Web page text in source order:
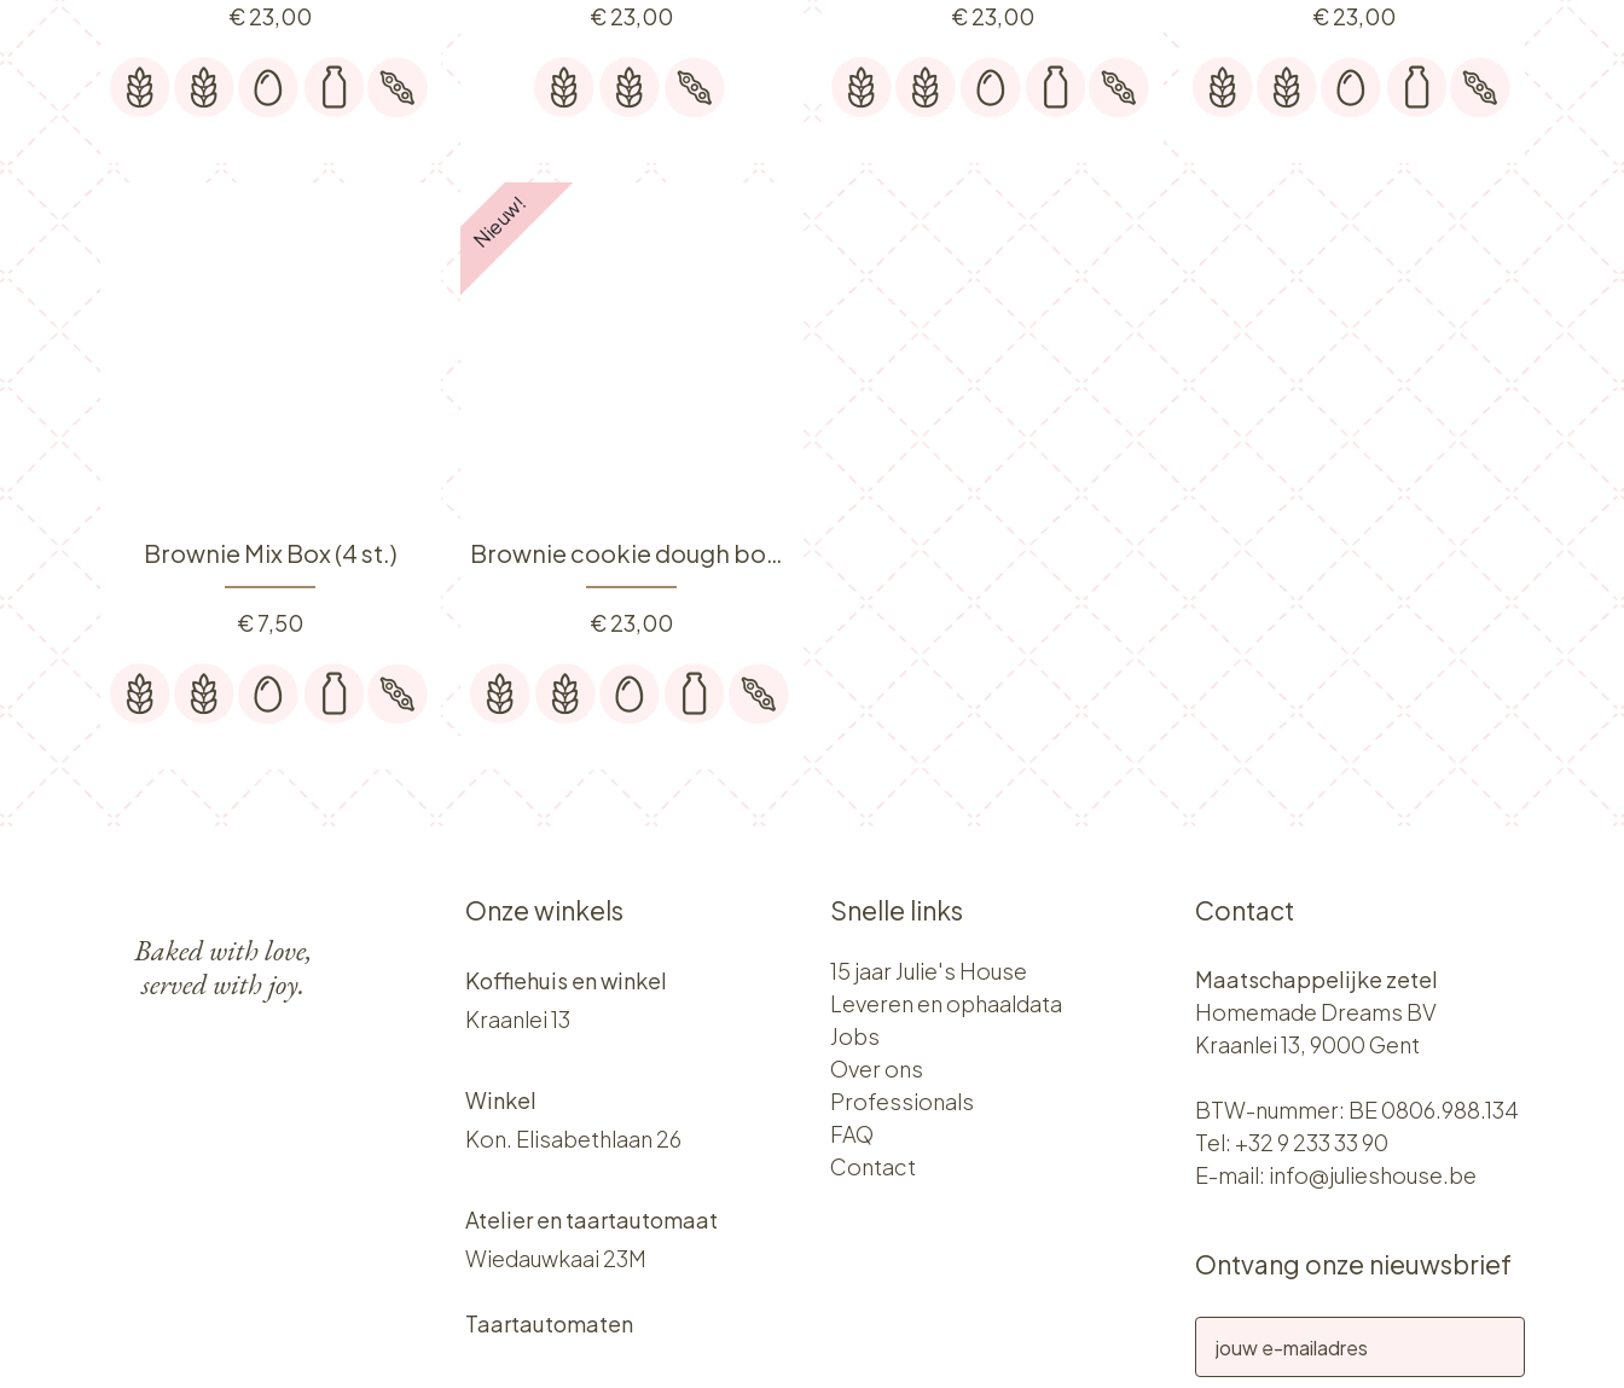
€23,00 €23,00 €23,00 €23,00
Brownie Mix Box (4 st.)
€7,50
Nieuw!
Brownie cookie dough box (12 st.)
€23,00
Baked with love,
served with joy.
Onze winkels
Koffiehuis en winkel
Kraanlei 13
Winkel
Kon. Elisabethlaan 26
Atelier en taartautomaat
Wiedauwkaai 23M
Taartautomaten
Snelle links
15 jaar Julie's House
Leveren en ophaaldata
Jobs
Over ons​​
Professionals
FAQ
Contact
Contact
Maatschappelijke zetel
Homemade Dreams BV
Kraanlei 13, 9000 Gent
BTW-nummer: BE 0806.988.134
Tel: +32 9 233 33 90
E-mail: info@julieshouse.be
Ontvang onze nieuwsbrief